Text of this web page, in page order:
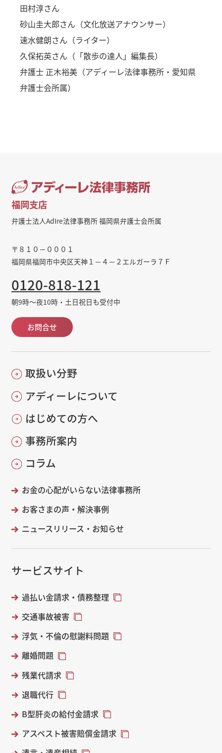
田村淳さん
砂山圭大郎さん（文化放送アナウンサー）
速水健朗さん（ライター）
久保拓英さん（「散歩の達人」編集長）
弁護士 正木裕美（アディーレ法律事務所・愛知県
弁護士会所属）
福岡支店
弁護士法人AdIre法律事務所 福岡県弁護士会所属
〒８１０－０００１
福岡県福岡市中央区天神１－４－２エルガーラ７Ｆ
0120-818-121
朝9時～夜10時・土日祝日も受付中
お問合せ
取扱い分野
アディーレについて
はじめての方へ
事務所案内
コラム
お金の心配がいらない法律事務所
お客さまの声・解決事例
ニュースリリース・お知らせ
サービスサイト
過払い金請求・債務整理
交通事故被害
浮気・不倫の慰謝料問題
離婚問題
残業代請求
退職代行
B型肝炎の給付金請求
アスベスト被害賠償金請求